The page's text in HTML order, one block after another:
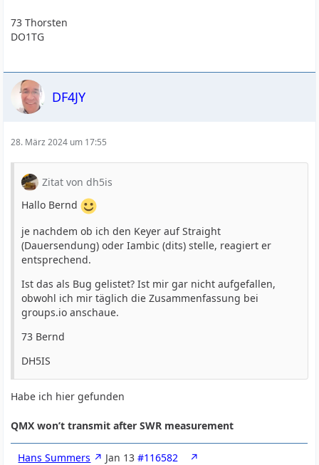
73 Thorsten
DO1TG
DF4JY
28. März 2024 um 17:55
Zitat von dh5is
Hallo Bernd
je nachdem ob ich den Keyer auf Straight
(Dauersendung) oder Iambic (dits) stelle, reagiert er
entsprechend.
Ist das als Bug gelistet? Ist mir gar nicht aufgefallen,
obwohl ich mir täglich die Zusammenfassung bei
groups.io anschaue.
73 Bernd
DH5IS
Habe ich hier gefunden
QMX won’t transmit after SWR measurement
Hans Summers Jan 13#116582